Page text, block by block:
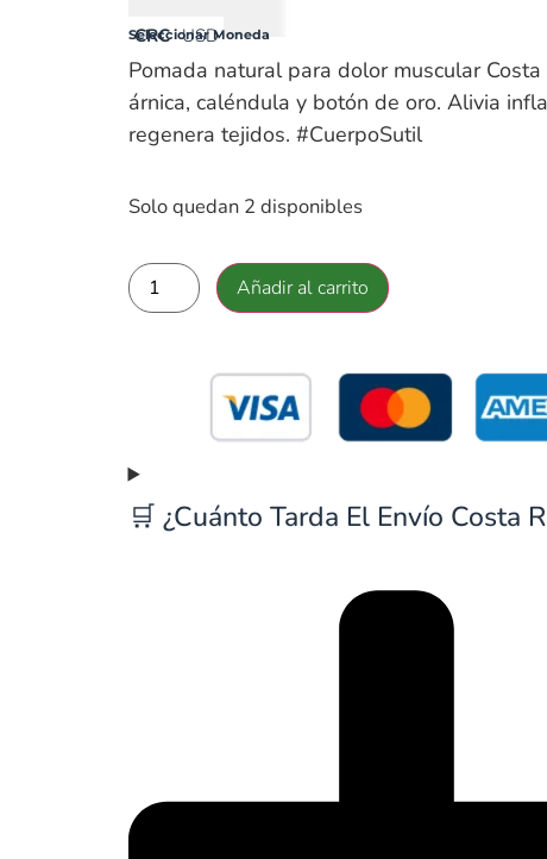
CRC USD
Seleccionar Moneda
Pomada natural para dolor muscular Costa
árnica, caléndula y botón de oro. Alivia
regenera tejidos. #CuerpoSutil
Solo quedan 2 disponibles
Añadir al carrito
🛒 ¿Cuánto Tarda El Envío Costa